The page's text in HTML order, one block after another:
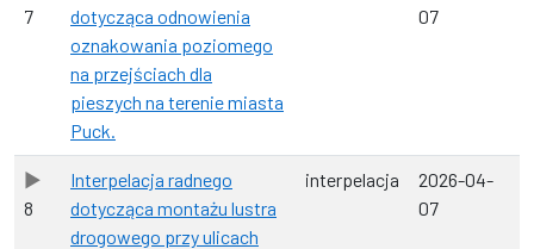
7
dotycząca odnowienia
oznakowania poziomego
na przejściach dla
pieszych na terenie miasta
Puck.
07
8
Interpelacja radnego
dotycząca montażu lustra
drogowego przy ulicach
interpelacja
2026-04-
07